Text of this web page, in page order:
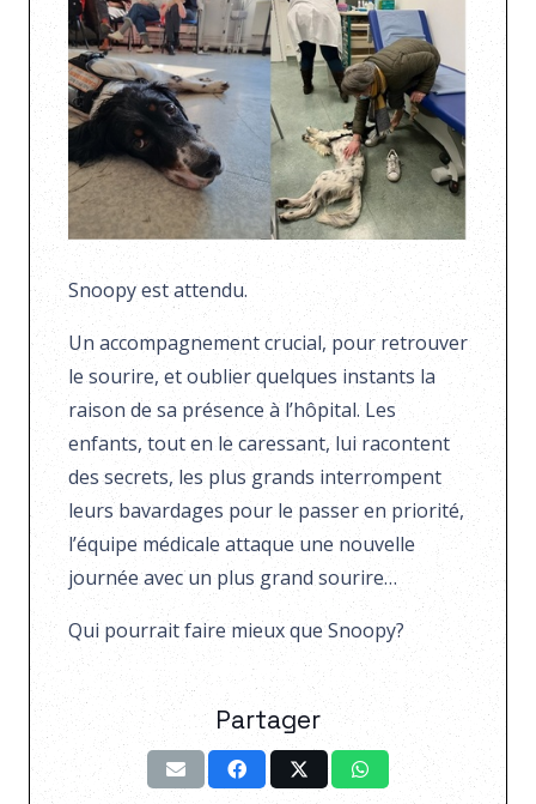
Snoopy est attendu.
Un accompagnement crucial, pour retrouver
le sourire, et oublier quelques instants la
raison de sa présence à l’hôpital. Les
enfants, tout en le caressant, lui racontent
des secrets, les plus grands interrompent
leurs bavardages pour le passer en priorité,
l’équipe médicale attaque une nouvelle
journée avec un plus grand sourire…
Qui pourrait faire mieux que Snoopy?
Partager